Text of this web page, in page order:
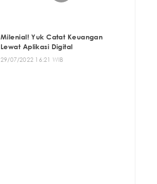
Milenial! Yuk Catat Keuangan
Lewat Aplikasi Digital
29/07/2022 16:21 WIB